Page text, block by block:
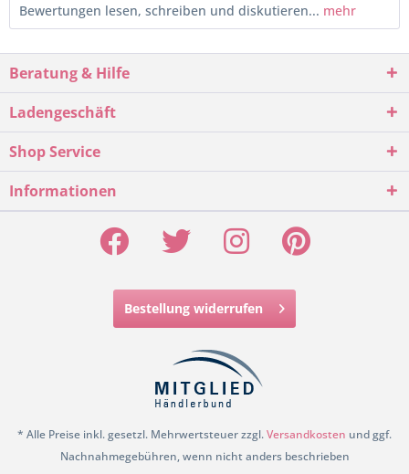
Bewertungen lesen, schreiben und diskutieren... mehr
Beratung & Hilfe
Ladengeschäft
Shop Service
Informationen
Bestellung widerrufen
* Alle Preise inkl. gesetzl. Mehrwertsteuer zzgl.Versandkosten und ggf.
Nachnahmegebühren, wenn nicht anders beschrieben